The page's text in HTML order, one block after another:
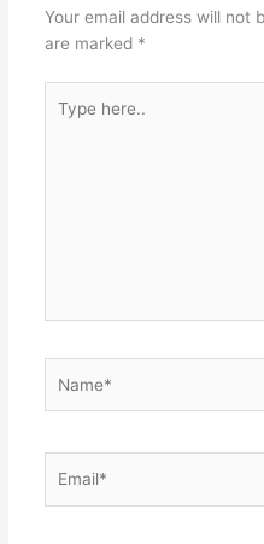
Your email address will not
are marked *
here..